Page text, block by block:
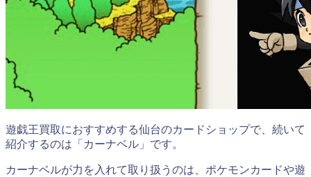
遊戯王買取におすすめする仙台のカードショップで、続いて
紹介するのは「カーナベル」です。
カーナベルが力を入れて取り扱うのは、ポケモンカードや遊